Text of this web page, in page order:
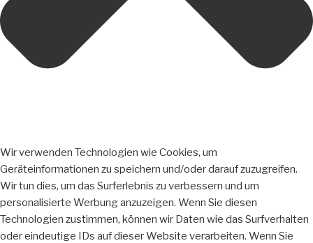
Wir verwenden Technologien wie Cookies, um
Geräteinformationen zu speichern und/oder darauf zuzugreifen.
Wir tun dies, um das Surferlebnis zu verbessern und um
personalisierte Werbung anzuzeigen. Wenn Sie diesen
Technologien zustimmen, können wir Daten wie das Surfverhalten
oder eindeutige IDs auf dieser Website verarbeiten. Wenn Sie